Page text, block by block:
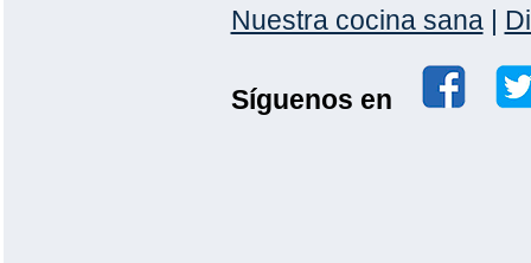
Nuestra cocina sana|
Síguenos en